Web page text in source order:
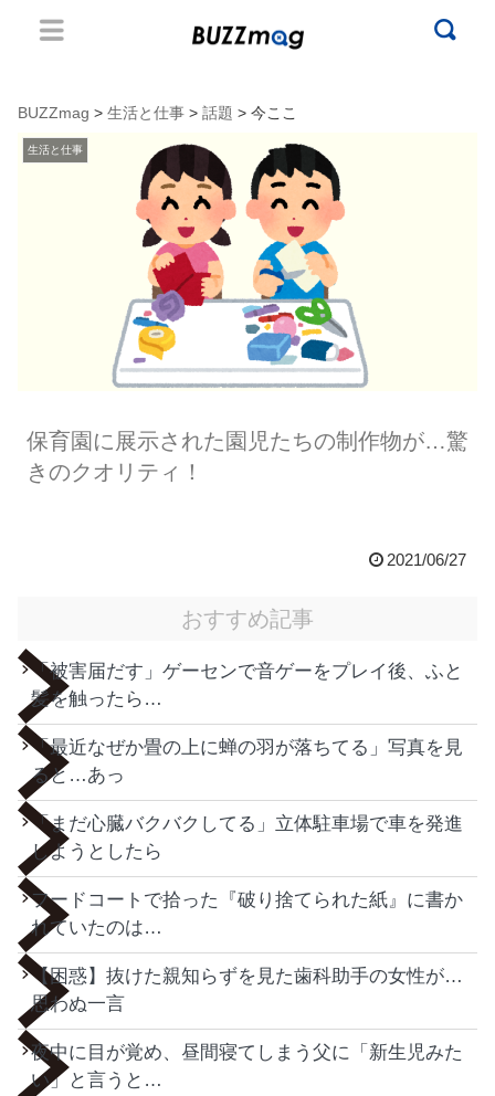
BUZZmag > 生活と仕事 > 話題 > 今ここ
生活と仕事
保育園に展示された園児たちの制作物が…驚
きのクオリティ！
2021/06/27
おすすめ記事
「被害届だす」ゲーセンで音ゲーをプレイ後、ふと
髪を触ったら…
「最近なぜか畳の上に蝉の羽が落ちてる」写真を見
ると…あっ
「まだ心臓バクバクしてる」立体駐車場で車を発進
しようとしたら
フードコートで拾った『破り捨てられた紙』に書か
れていたのは…
【困惑】抜けた親知らずを見た歯科助手の女性が…
思わぬ一言
夜中に目が覚め、昼間寝てしまう父に「新生児みた
い」と言うと…